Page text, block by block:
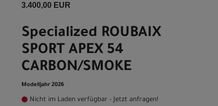
3.400,00 EUR
Specialized ROUBAIX
SPORT APEX 54
CARBON/SMOKE
Modelljahr 2026
Nicht im Laden verfügbar - Jetzt anfragen!